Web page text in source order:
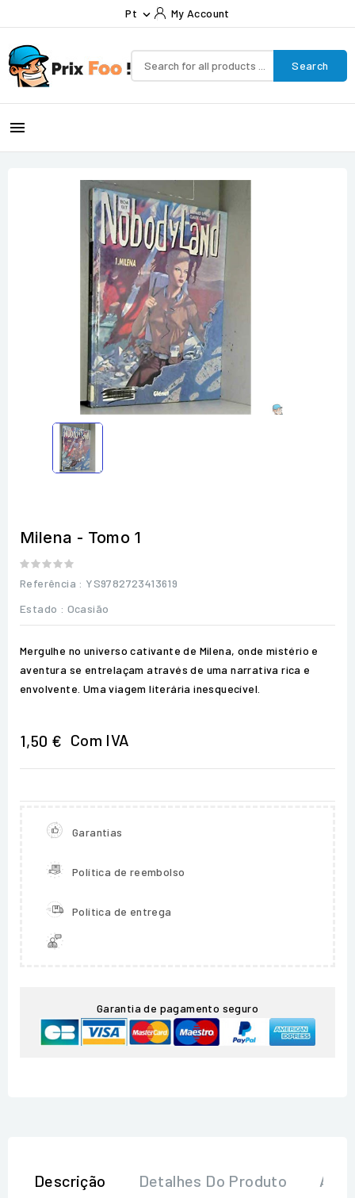
Pt  My Account
Search

Milena - Tomo 1
Referência : YS9782723413619
Estado : Ocasião
Mergulhe no universo cativante de Milena, onde mistério e
aventura se entrelaçam através de uma narrativa rica e
envolvente. Uma viagem literária inesquecível.
1,50 € Com IVA
Garantias
Política de reembolso
Política de entrega
Garantia de pagamento seguro
Descrição Detalhes Do Produto